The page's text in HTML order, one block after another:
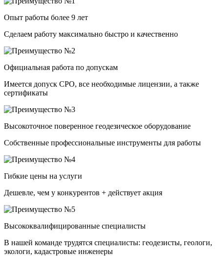
Опыт работы более 9 лет
Сделаем работу максимально быстро и качественно
Официальная работа по допускам
Имеется допуск СРО, все необходимые лицензии, а также
сертификаты
Высокоточное поверенное геодезическое оборудование
Собственные профессиональные инструменты для работы
Гибкие цены на услуги
Дешевле, чем у конкурентов + действует акция
Высококвалифицированные специалисты
В нашей команде трудятся специалисты: геодезисты, геологи,
экологи, кадастровые инженеры